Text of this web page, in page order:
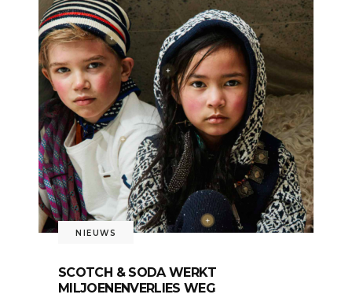
NIEUWS
SCOTCH & SODA WERKT
MILJOENENVERLIES WEG